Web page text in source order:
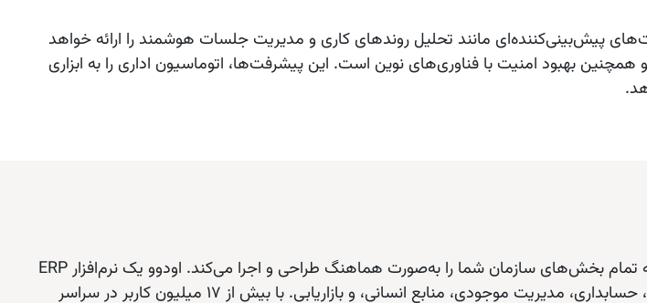
پیش‌بینی‌کننده‌ای مانند تحلیل روندهای کاری و مدیریت جلسات هوشمند را ارائه خواهد
بهبود امنیت با فناوری‌های نوین است. این پیشرفت‌ها، اتوماسیون اداری را به ابزاری
مانند یک معمار دیجیتال عمل می‌کند که تمام بخش‌های سازمان شما را به‌صورت هماهنگ طراحی و اجرا می‌کند. اودوو یک نرم‌افزار ERP
متن‌باز است که مجموعه‌ای گسترده از برنامه‌های تجاری را ارائه می‌دهد، از جمله فروش، حسابداری، مدیریت موجودی، منابع انسانی، و بازاریابی. با بیش از 17 میلیون کاربر در سراسر